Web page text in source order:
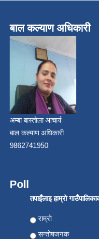
बाल कल्याण अधिकारी
अम्बा बास्तोला आचार्य
बाल कल्याण अधिकारी
9862741950
Poll
तपाइँलाइ हाम्राे
Choices
राम्राे
सन्ताेषजनक